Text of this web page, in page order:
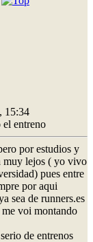
15:34
el entreno
por estudios y
muy lejos ( yo vivo
pues entre
por aqui
sea de runners.es
voi montando
de entrenos